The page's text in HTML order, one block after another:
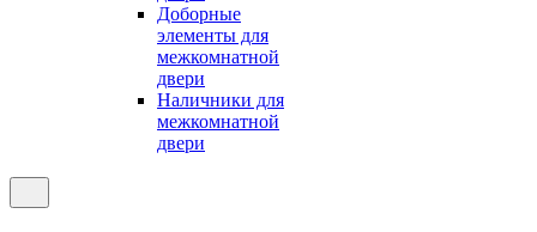
Доборные
элементы для
межкомнатной
двери
Наличники для
межкомнатной
двери